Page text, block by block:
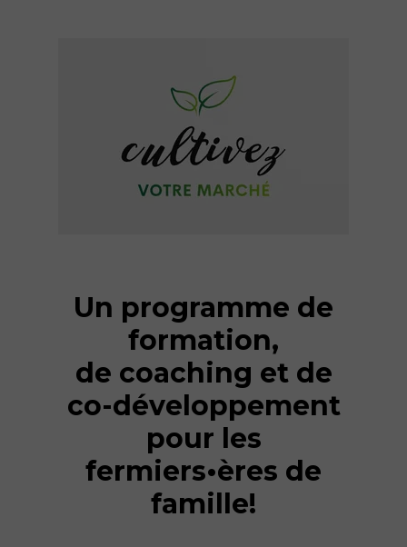
Un programme de
formation,
de coaching et de
co-développement
pour les
fermiers•ères de
famille!